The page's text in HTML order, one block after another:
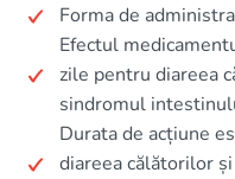
Forma de
Efectul
zile pentru diareea
sindromul
Durata de acțiune
diareea călătorilor